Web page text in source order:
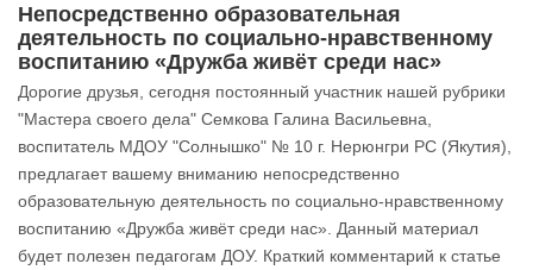
Непосредственно образовательная
деятельность по социально-нравственному
воспитанию «Дружба живёт среди нас»
Дорогие друзья, сегодня постоянный участник нашей рубрики
"Мастера своего дела" Семкова Галина Васильевна,
воспитатель МДОУ "Солнышко" № 10 г. Нерюнгри РС (Якутия),
предлагает вашему вниманию непосредственно
образовательную деятельность по социально-нравственному
воспитанию «Дружба живёт среди нас». Данный материал
будет полезен педагогам ДОУ. Краткий комментарий к статье